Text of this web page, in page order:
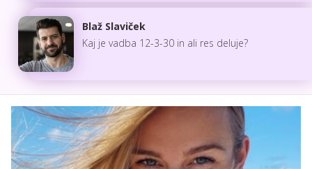
Blaž Slaviček
Kaj je vadba 12-3-30 in ali res deluje?